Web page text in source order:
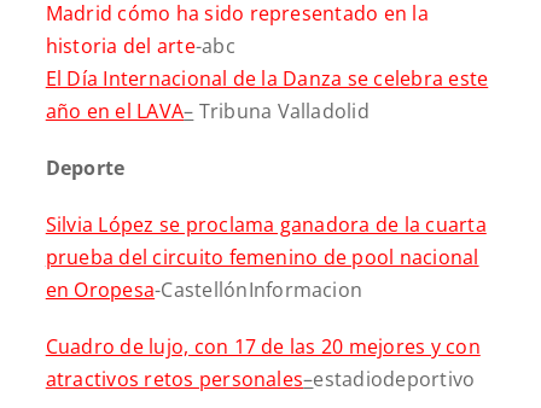
Madrid cómo ha sido representado en la
historia del arte-abc
El Día Internacional de la Danza se celebra este
año en el LAVA– Tribuna Valladolid
Deporte
Silvia López se proclama ganadora de la cuarta
prueba del circuito femenino de pool nacional
en Oropesa-CastellónInformacion
Cuadro de lujo, con 17 de las 20 mejores y con
atractivos retos personales–estadiodeportivo